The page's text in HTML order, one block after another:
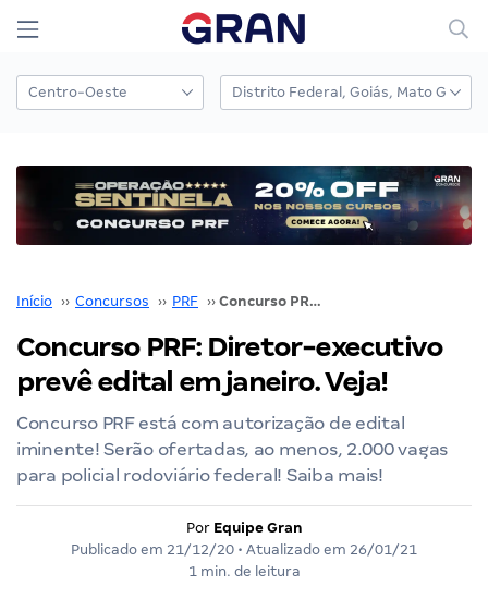
Início ›› Concursos ›› PRF ›› Concurso PRF: Diretor-executivo prevê edital em janeiro. Veja!
Concurso PRF: Diretor-executivo
prevê edital em janeiro. Veja!
Concurso PRF está com autorização de edital
iminente! Serão ofertadas, ao menos, 2.000 vagas
para policial rodoviário federal! Saiba mais!
Por Equipe Gran
Publicado em 21/12/20 • Atualizado em 26/01/21
1 min. de leitura